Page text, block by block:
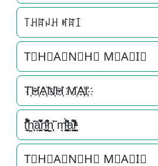
꓄ꃅꍏꈤꃅ ꎭꍏꀤ
T⃟H⃟A⃟N⃟H⃟ M⃟A⃟I⃟
T҉H҉A҉N҉H҉ M҉A҉I҉
t̘̟̼̉̈́͐͋͌̊h͚̖̜̍̃͐a̘̫͈̭͌͛͌̇̇̍n͉̠̙͉̗̺̋̋̔ͧ̊h͚̖̜̍̃͐ m̘͈̺̪͓ͩ͂̾ͪ̀̋a̘̫͈̭͌͛͌̇̇̍i̞̟̫̺ͭ̒ͭͣ
T⃗H⃗A⃗N⃗H⃗ M⃗A⃗I⃗